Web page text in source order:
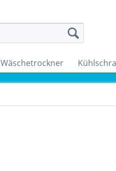
Wäschetrockner